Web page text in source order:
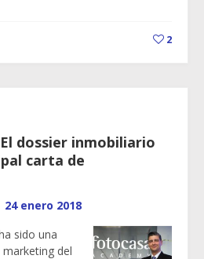
2
dossier inmobiliario
carta de
24 enero 2018
sido una
del